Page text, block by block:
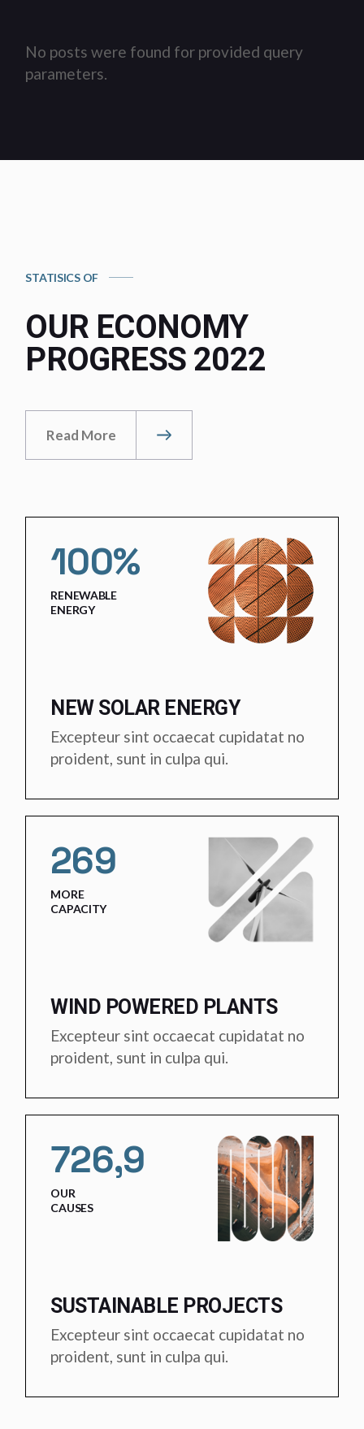
No posts were found for provided query
parameters.
STATISICS OF
OUR ECONOMY
PROGRESS 2022
Read More
100%
RENEWABLE
ENERGY
NEW SOLAR ENERGY
Excepteur sint occaecat cupidatat no
proident, sunt in culpa qui.
269
MORE
CAPACITY
WIND POWERED PLANTS
Excepteur sint occaecat cupidatat no
proident, sunt in culpa qui.
726,9
OUR
CAUSES
SUSTAINABLE PROJECTS
Excepteur sint occaecat cupidatat no
proident, sunt in culpa qui.